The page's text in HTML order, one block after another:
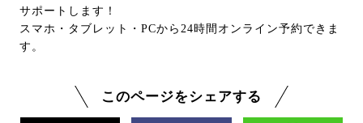
サポートします！
スマホ・タブレット・PCから24時間オンライン予約できま
す。
このページをシェアする